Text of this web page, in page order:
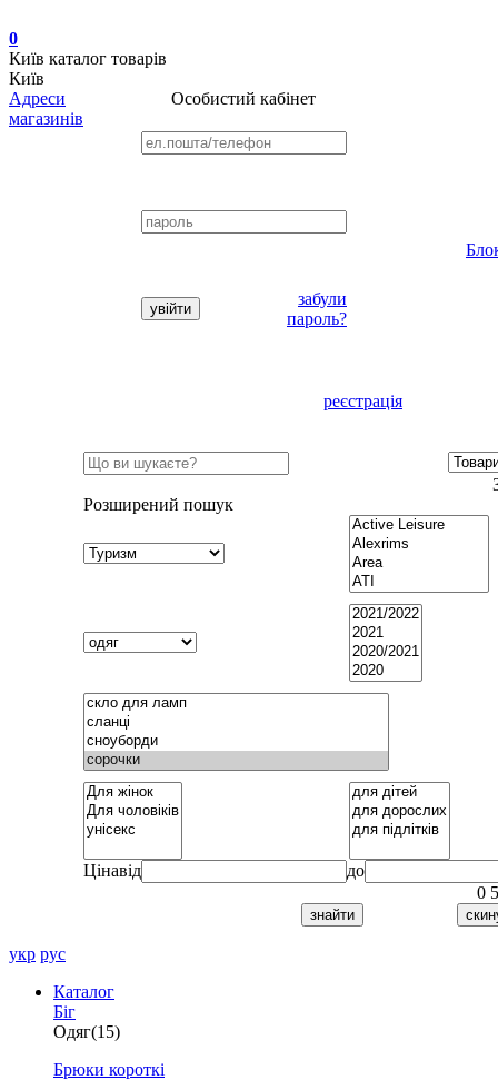
0
Київ каталог товарів
Київ
Адреси
магазинів
Особистий кабінет
забули
пароль?
реєстрація
Розширений пошук
Цінавід
до
0
укр рус
Каталог
Біг
Одяг(15)
Брюки короткі